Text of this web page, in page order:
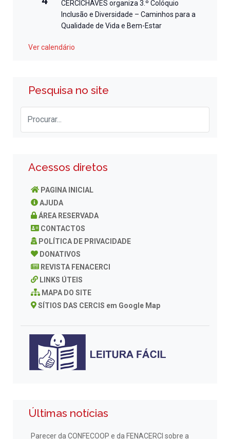
CERCICHAVES organiza 3.º Colóquio
Inclusão e Diversidade – Caminhos para a
Qualidade de Vida e Bem-Estar
Ver calendário
Pesquisa no site
Acessos diretos
PAGINA INICIAL
AJUDA
ÁREA RESERVADA
CONTACTOS
POLÍTICA DE PRIVACIDADE
DONATIVOS
REVISTA FENACERCI
LINKS ÚTEIS
MAPA DO SITE
SÍTIOS DAS CERCIS em Google Map
Últimas notícias
Parecer da CONFECOOP e da FENACERCI sobre a